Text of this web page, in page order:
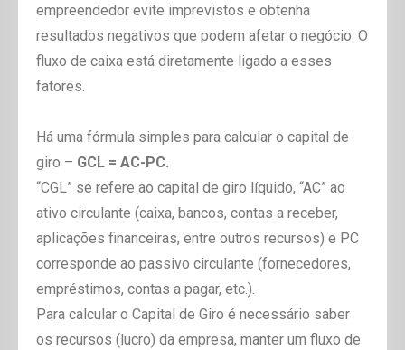
empreendedor evite imprevistos e obtenha
resultados negativos que podem afetar o negócio. O
fluxo de caixa está diretamente ligado a esses
fatores.
Há uma fórmula simples para calcular o capital de
giro – GCL = AC-PC.
“CGL” se refere ao capital de giro líquido, “AC” ao
ativo circulante (caixa, bancos, contas a receber,
aplicações financeiras, entre outros recursos) e PC
corresponde ao passivo circulante (fornecedores,
empréstimos, contas a pagar, etc.).
Para calcular o Capital de Giro é necessário saber
os recursos (lucro) da empresa, manter um fluxo de